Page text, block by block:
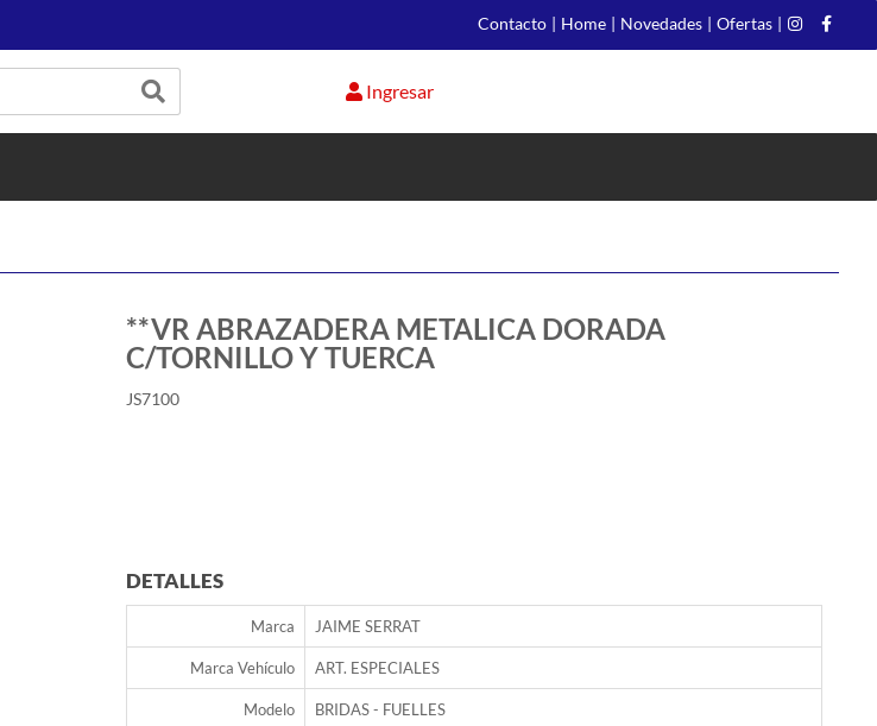
Contacto | Home | Novedades | Ofertas |
Ingresar
**VR ABRAZADERA METALICA DORADA
C/TORNILLO Y TUERCA
JS7100
DETALLES
Marca JAIME SERRAT
Marca Vehículo ART. ESPECIALES
Modelo BRIDAS - FUELLES